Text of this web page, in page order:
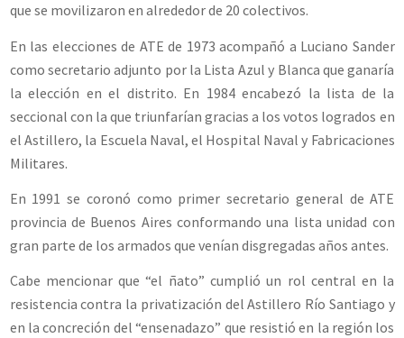
que se movilizaron en alrededor de 20 colectivos.
En las elecciones de ATE de 1973 acompañó a Luciano Sander
como secretario adjunto por la Lista Azul y Blanca que ganaría
la elección en el distrito. En 1984 encabezó la lista de la
seccional con la que triunfarían gracias a los votos logrados en
el Astillero, la Escuela Naval, el Hospital Naval y Fabricaciones
Militares.
En 1991 se coronó como primer secretario general de ATE
provincia de Buenos Aires conformando una lista unidad con
gran parte de los armados que venían disgregadas años antes.
Cabe mencionar que “el ñato” cumplió un rol central en la
resistencia contra la privatización del Astillero Río Santiago y
en la concreción del “ensenadazo” que resistió en la región los